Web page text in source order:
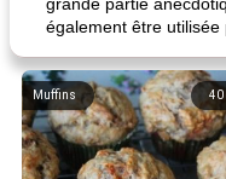
également être utilisée
40
Muffins